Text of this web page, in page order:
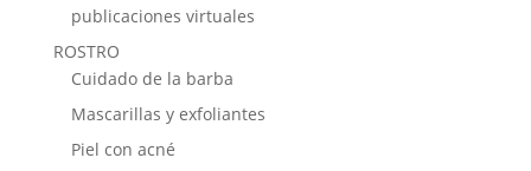
publicaciones virtuales
ROSTRO
Cuidado de la barba
Mascarillas y exfoliantes
Piel con acné